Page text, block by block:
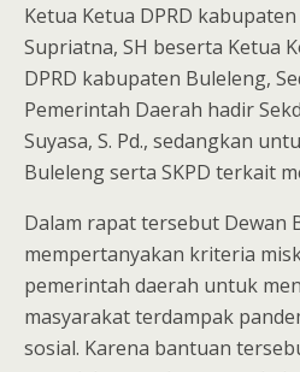
Ketua Ketua DPRD
Supriatna, SH beserta Ketua
DPRD kabupaten Buleleng,
Pemerintah Daerah hadir
Suyasa, S. Pd., sedangkan
Buleleng serta SKPD terkait
Dalam rapat tersebut Dewan
mempertanyakan kriteria
pemerintah daerah untuk
masyarakat terdampak
sosial. Karena bantuan